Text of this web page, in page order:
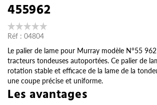
455962
Réf : 04804
Le palier de lame pour Murray modèle N°55
tracteurs tondeuses autoportées. Ce palier de
rotation stable et efficace de la lame de la
une coupe précise et uniforme.
Les avantages